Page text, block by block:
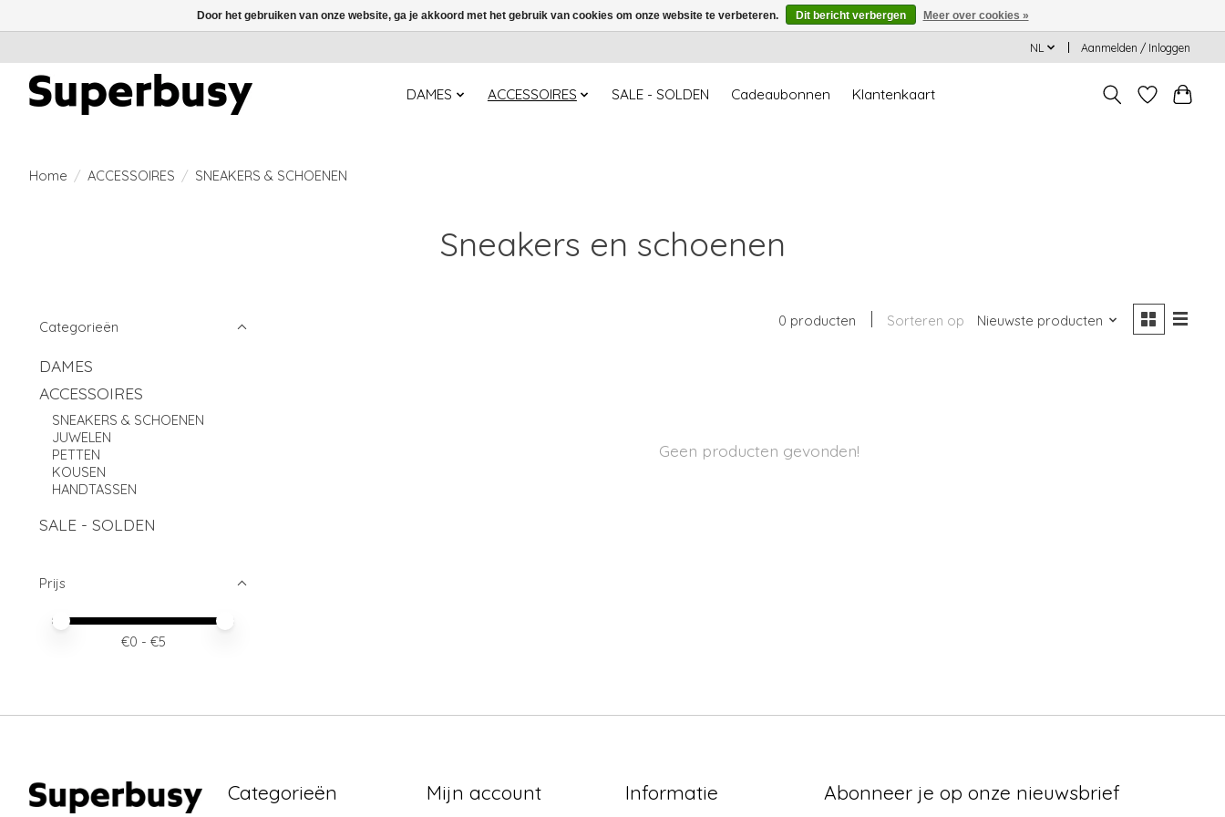
NL Aanmelden / Inloggen
DAMES ACCESSOIRES SALE - SOLDEN Cadeaubonnen Klantenkaart
Home / ACCESSOIRES / SNEAKERS & SCHOENEN
Sneakers en schoenen
Categorieën
DAMES
ACCESSOIRES
SNEAKERS & SCHOENEN
JUWELEN
PETTEN
KOUSEN
HANDTASSEN
SALE - SOLDEN
Prijs
Minimale prijswaarde
Price maximum value
€0 - €5
0 producten Sorteren op Nieuwste producten
Geen producten gevonden!
Categorieën Mijn account Informatie Abonneer je op onze nieuwsbrief
Door het gebruiken van onze website, ga je akkoord met het gebruik van cookies om onze website te verbeteren. Dit bericht verbergen Meer over cookies »